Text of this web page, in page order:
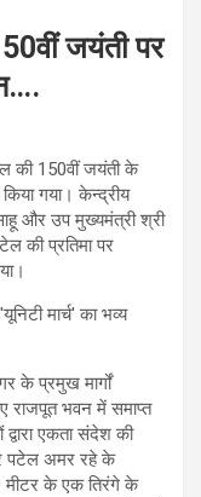
जयंती पर
की 150वीं जयंती के
गया। केन्द्रीय
और उप मुख्यमंत्री श्री
की प्रतिमा पर
के प्रमुख मार्गों
राजपूत भवन में समाप्त
एकता संदेश की
पटेल अमर रहे के
मीटर के एक तिरंगे के